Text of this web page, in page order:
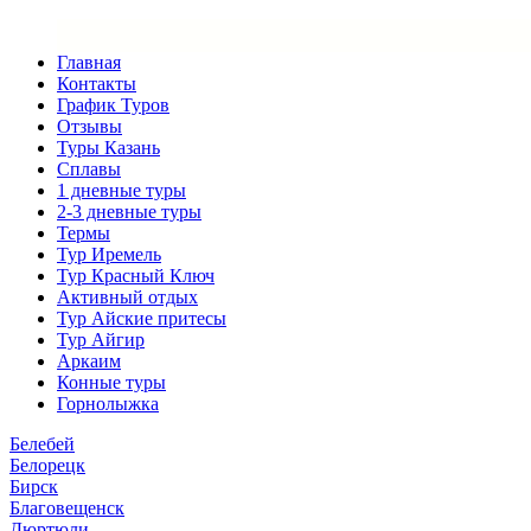
Главная
Контакты
График Туров
Отзывы
Туры Казань
Сплавы
1 дневные туры
2-3 дневные туры
Термы
Тур Иремель
Тур Красный Ключ
Активный отдых
Тур Айские притесы
Тур Айгир
Аркаим
Конные туры
Горнолыжка
Белебей
Белорецк
Бирск
Благовещенск